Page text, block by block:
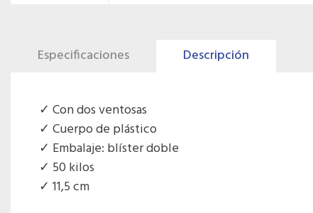
Especificaciones Descripción
Con dos ventosas
Cuerpo de plástico
Embalaje: blíster doble
50 kilos
11,5 cm